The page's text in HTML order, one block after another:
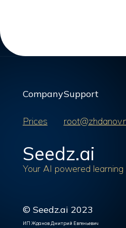
Company
Prices
Support
Seedz.ai
Your AI powered
© Seedz.ai 2023
ИП Жданов Дмитрий Евгеньевич